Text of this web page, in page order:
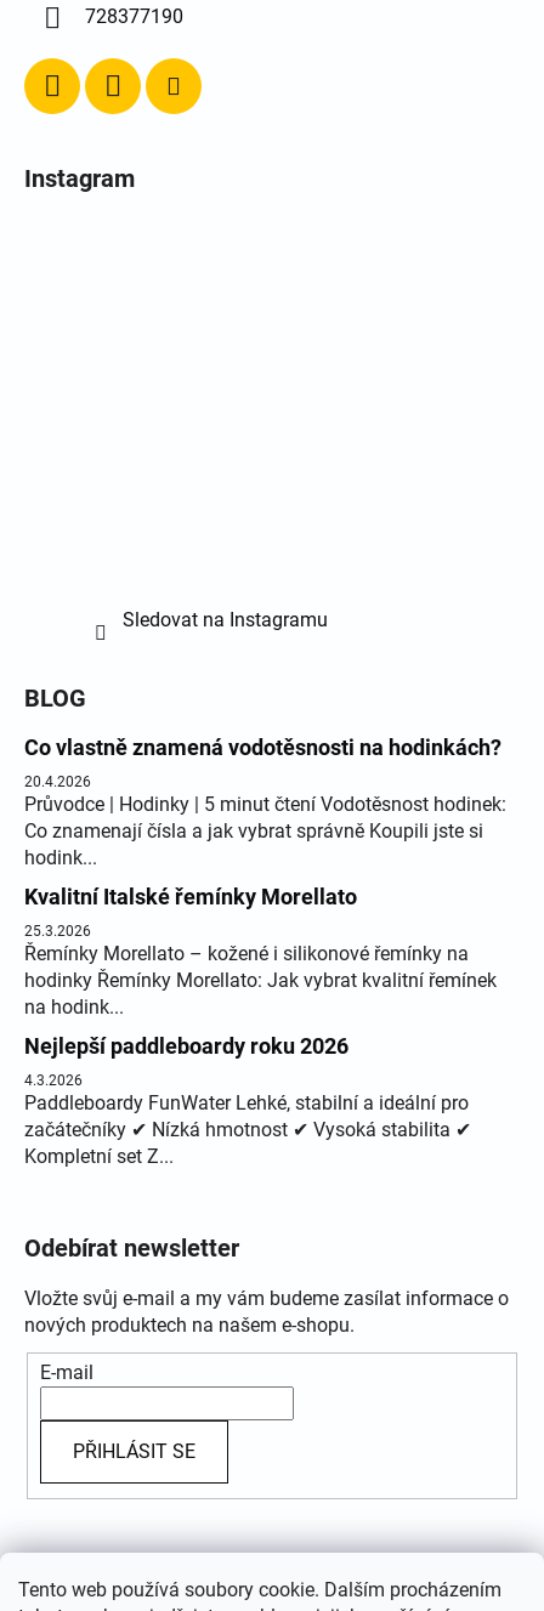
Tento web používá soubory cookie. Dalším procházením
728377190
Instagram
Sledovat na Instagramu
BLOG
Co vlastně znamená vodotěsnosti na hodinkách?
20.4.2026
Průvodce | Hodinky | 5 minut čtení Vodotěsnost hodinek:
Co znamenají čísla a jak vybrat správně Koupili jste si
hodink...
Kvalitní Italské řemínky Morellato
25.3.2026
Řemínky Morellato – kožené i silikonové řemínky na
hodinky Řemínky Morellato: Jak vybrat kvalitní řemínek
na hodink...
Nejlepší paddleboardy roku 2026
4.3.2026
Paddleboardy FunWater Lehké, stabilní a ideální pro
začátečníky ✔ Nízká hmotnost ✔ Vysoká stabilita ✔
Kompletní set Z...
Odebírat newsletter
Vložte svůj e-mail a my vám budeme zasílat informace o
nových produktech na našem e-shopu.
E-mail
PŘIHLÁSIT SE